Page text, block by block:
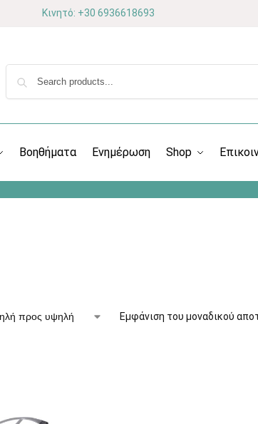
Κινητό: +30 6936618693
Βοηθήματα Ενημέρωση Shop
Εμφάνιση του μοναδικού